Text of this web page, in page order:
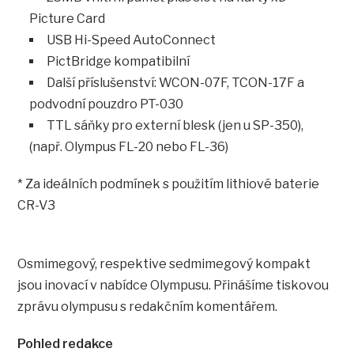
Picture Card
USB Hi-Speed AutoConnect
PictBridge kompatibilní
Další příslušenství: WCON-07F, TCON-17F a
podvodní pouzdro PT-030
TTL sáňky pro externí blesk (jen u SP-350),
(např. Olympus FL-20 nebo FL-36)
* Za ideálních podmínek s použitím lithiové baterie
CR-V3
Osmimegový, respektive sedmimegový kompakt
jsou inovací v nabídce Olympusu. Přinášíme tiskovou
zprávu olympusu s redakčním komentářem.
Pohled redakce